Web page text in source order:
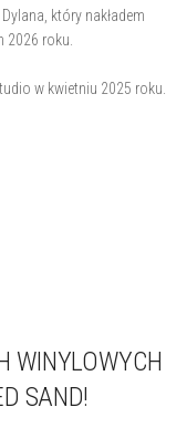
który nakładem
2026 roku.
w kwietniu 2025 roku.
WINYLOWYCH
SAND!